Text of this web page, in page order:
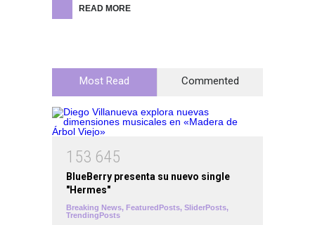
READ MORE
Most Read Commented
1 53 645
BlueBerry presenta su nuevo single
"Hermes"
Breaking News, FeaturedPosts, SliderPosts,
TrendingPosts